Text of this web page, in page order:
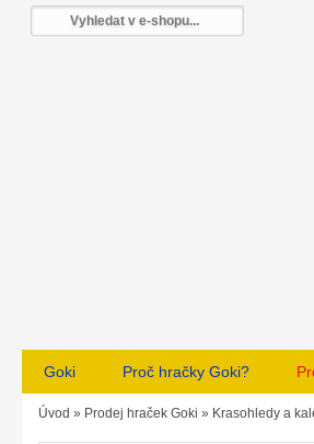
Goki Proč hračky Goki?
Úvod » Prodej hraček Goki » Krasohledy a